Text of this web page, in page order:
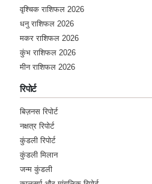
★★★★★
Tuesday, 20 June 2023
G ★★★★★
N
S
वृश्चिक राशिफल 2026
धनु राशिफल 2026
मकर राशिफल 2026
कुंभ राशिफल 2026
मीन राशिफल 2026
रिपोर्ट
बिज़नस रिपोर्ट
नक्षत्र रिपोर्ट
कुंडली रिपोर्ट
कुंडली मिलान
जन्म कुंडली